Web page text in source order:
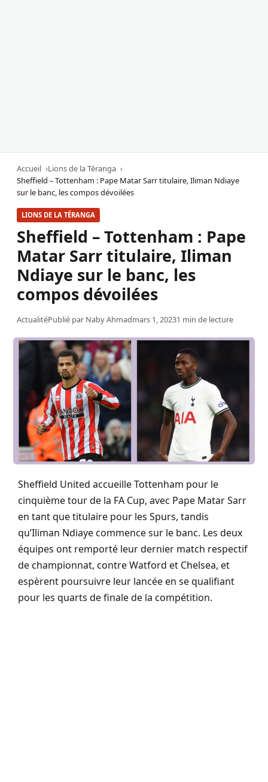
Accueil
Lions de la Téranga
Sheffield – Tottenham : Pape Matar Sarr titulaire, Iliman Ndiaye
sur le banc, les compos dévoilées
LIONS DE LA TÉRANGA
Sheffield – Tottenham : Pape
Matar Sarr titulaire, Iliman
Ndiaye sur le banc, les
compos dévoilées
ActualitéPublié par Naby Ahmadmars 1, 20231 min de lecture
Sheffield United accueille Tottenham pour le
cinquième tour de la FA Cup, avec Pape Matar Sarr
en tant que titulaire pour les Spurs, tandis
qu’Iliman Ndiaye commence sur le banc. Les deux
équipes ont remporté leur dernier match respectif
de championnat, contre Watford et Chelsea, et
espèrent poursuivre leur lancée en se qualifiant
pour les quarts de finale de la compétition.